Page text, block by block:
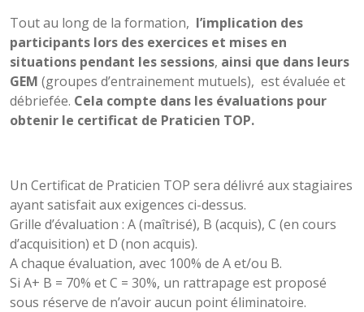
Tout au long de la formation, l’implication des
participants lors des exercices et mises en
situations pendant les sessions, ainsi que dans leurs
GEM (groupes d’entrainement mutuels), est évaluée et
débriefée. Cela compte dans les évaluations pour
obtenir le certificat de Praticien TOP.
Un Certificat de Praticien TOP sera délivré aux stagiaires
ayant satisfait aux exigences ci-dessus.
Grille d’évaluation : A (maîtrisé), B (acquis), C (en cours
d’acquisition) et D (non acquis).
A chaque évaluation, avec 100% de A et/ou B.
Si A+ B = 70% et C = 30%, un rattrapage est proposé
sous réserve de n’avoir aucun point éliminatoire.